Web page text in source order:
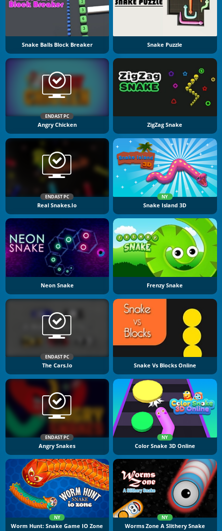
Snake Balls Block Breaker Snake Puzzle
ENDAST PC
Angry Chicken ZigZag Snake
ENDAST PC
Real Snakes.io
NY
Snake Island 3D
Neon Snake Frenzy Snake
ENDAST PC
The Cars.io Snake Vs Blocks Online
ENDAST PC
Angry Snakes
NY
Color Snake 3D Online
NY
Worm Hunt: Snake Game IO Zone
NY
Worms Zone A Slithery Snake